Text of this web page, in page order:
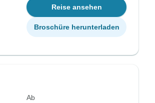
Reise ansehen
Broschüre herunterladen
Ab